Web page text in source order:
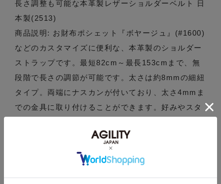
長さ調整も可能な本革製レザーショルダーベルト 日
本製(2513)
商品説明: お財布ポシェット『ボヤージュ』(#1600)
などのカスタマイズに便利な、本革製のショルダー
ストラップです。最短82cm～最長153cmまで、無
段階で長さの調節が可能です。太さは約8mmの細紐
タイプ。両端にナスカンが付いており、太さ4mmま
での金具に取り付けることができます。好みやスタ
ラフルな5色展開です。※革の風合いを生かす為、
色止めを施しておりませんので、使用状況により色
移り・色落ちする場合がございます。■素材：牛革/